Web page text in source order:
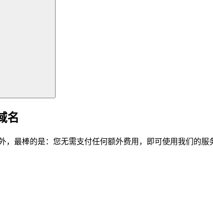
名
最棒的是：您无需支付任何额外费用，即可使用我们的服